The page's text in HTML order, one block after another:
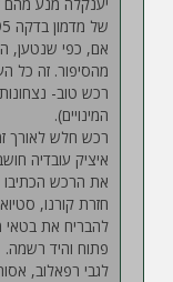
של מדמון בדקה 95 מחוץ לרחבה.
אם, כפי שנטען,
מהסיפור. זה כל
רכש טוב-
המינויים).
רכש חלש לאורך
איציק עובדיה
את הרכש הכתיבו
חזרת קורנו,
להבריח את בטאי
פתוח והיד רשמה.
לגבי רפאלוב,